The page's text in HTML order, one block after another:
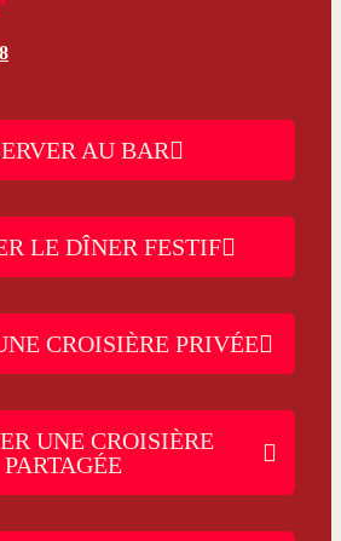
AU BAR
LE DÎNER FESTIF
CROISIÈRE PRIVÉE
UNE CROISIÈRE
PARTAGÉE